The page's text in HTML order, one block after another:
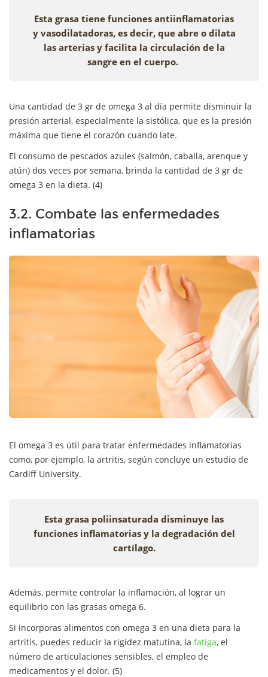
Esta grasa tiene funciones antiinflamatorias
y vasodilatadoras, es decir, que abre o dilata
las arterias y facilita la circulación de la
sangre en el cuerpo.
Una cantidad de 3 gr de omega 3 al día permite disminuir la
presión arterial, especialmente la sistólica, que es la presión
máxima que tiene el corazón cuando late.
El consumo de pescados azules (salmón, caballa, arenque y
atún) dos veces por semana, brinda la cantidad de 3 gr de
omega 3 en la dieta. (4)
3.2. Combate las enfermedades
inflamatorias
El omega 3 es útil para tratar enfermedades inflamatorias
como, por ejemplo, la artritis, según concluye un estudio de
Cardiff University.
Esta grasa poliinsaturada disminuye las
funciones inflamatorias y la degradación del
cartílago.
Además, permite controlar la inflamación, al lograr un
equilibrio con las grasas omega 6.
Si incorporas alimentos con omega 3 en una dieta para la
artritis, puedes reducir la rigidez matutina, la fatiga, el
número de articulaciones sensibles, el empleo de
medicamentos y el dolor. (5)